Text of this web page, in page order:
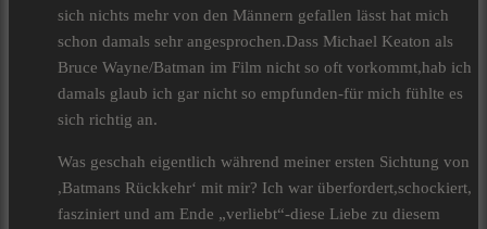
sich nichts mehr von den Männern gefallen lässt hat mich
schon damals sehr angesprochen.Dass Michael Keaton als
Bruce Wayne/Batman im Film nicht so oft vorkommt,hab ich
damals glaub ich gar nicht so empfunden-für mich fühlte es
sich richtig an.
Was geschah eigentlich während meiner ersten Sichtung von
,Batmans Rückkehr‘ mit mir? Ich war überfordert,schockiert,
fasziniert und am Ende „verliebt“-diese Liebe zu diesem